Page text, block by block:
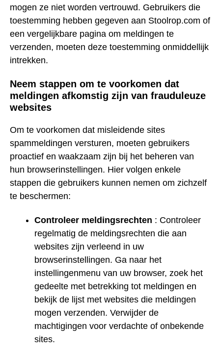
mogen ze niet worden vertrouwd. Gebruikers die
toestemming hebben gegeven aan Stoolrop.com of
een vergelijkbare pagina om meldingen te
verzenden, moeten deze toestemming onmiddellijk
intrekken.
Neem stappen om te voorkomen dat
meldingen afkomstig zijn van frauduleuze
websites
Om te voorkomen dat misleidende sites
spammeldingen versturen, moeten gebruikers
proactief en waakzaam zijn bij het beheren van
hun browserinstellingen. Hier volgen enkele
stappen die gebruikers kunnen nemen om zichzelf
te beschermen:
Controleer meldingsrechten : Controleer
regelmatig de meldingsrechten die aan
websites zijn verleend in uw
browserinstellingen. Ga naar het
instellingenmenu van uw browser, zoek het
gedeelte met betrekking tot meldingen en
bekijk de lijst met websites die meldingen
mogen verzenden. Verwijder de
machtigingen voor verdachte of onbekende
sites.